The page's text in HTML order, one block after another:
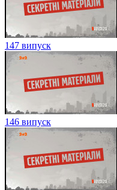
147 випуск
146 випуск